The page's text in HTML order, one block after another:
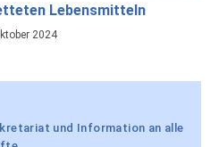
Lebensmitteln
2024
und Information an alle